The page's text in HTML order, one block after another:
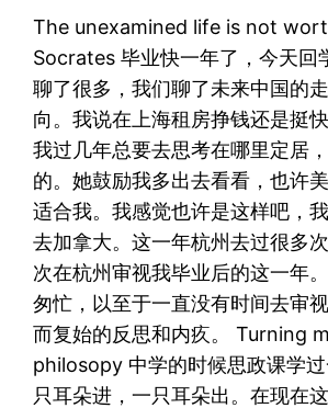
The unexamined life is not
Socrates 毕业快一年了，今天回
聊了很多，我们聊了未来中国的
向。我说在上海租房挣钱还是挺
我过几年总要去思考在哪里定居
的。她鼓励我多出去看看，也许
适合我。我感觉也许是这样吧，
去加拿大。这一年杭州去过很多
次在杭州审视我毕业后的这一年
匆忙，以至于一直没有时间去审
而复始的反思和内疚。 Turning
philosopy 中学的时候思政课学
只耳朵进，一只耳朵出。在现在